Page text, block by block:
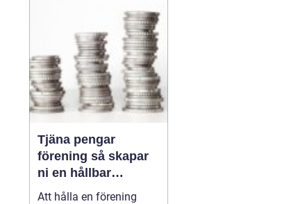
kombination som
&aum...
Tjäna pengar
förening så skapar
ni en hållbar
föreningskassa
Att hålla en förening